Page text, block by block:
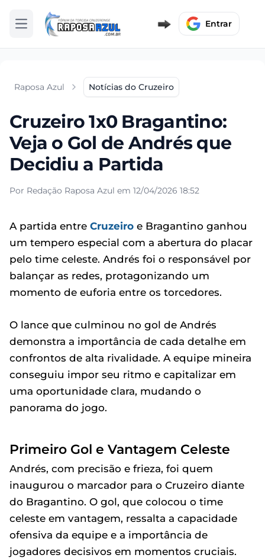
Abrir menu Entrar
Raposa Azul Notícias do Cruzeiro
Cruzeiro 1x0 Bragantino:
Veja o Gol de Andrés que
Decidiu a Partida
Por Redação Raposa Azul em 12/04/2026 18:52
A partida entre Cruzeiro e Bragantino ganhou
um tempero especial com a abertura do placar
pelo time celeste. Andrés foi o responsável por
balançar as redes, protagonizando um
momento de euforia entre os torcedores.
O lance que culminou no gol de Andrés
demonstra a importância de cada detalhe em
confrontos de alta rivalidade. A equipe mineira
conseguiu impor seu ritmo e capitalizar em
uma oportunidade clara, mudando o
panorama do jogo.
Primeiro Gol e Vantagem Celeste
Andrés, com precisão e frieza, foi quem
inaugurou o marcador para o Cruzeiro diante
do Bragantino. O gol, que colocou o time
celeste em vantagem, ressalta a capacidade
ofensiva da equipe e a importância de
jogadores decisivos em momentos cruciais.